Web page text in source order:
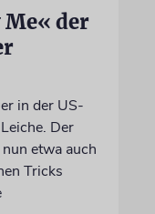
Me« der
in der US-
Der
etwa auch
Tricks